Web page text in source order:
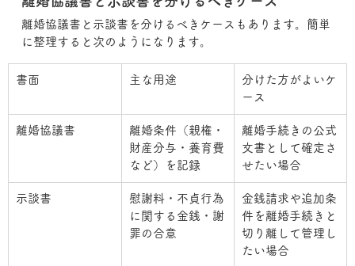
離婚協議書と示談書を分けるべきケースもあります。簡単
に整理すると次のようになります。
書面 主な用途
分けた方がよいケ
ース
離婚協議書
離婚条件（親権・
財産分与・養育費
など）を記録
離婚手続きの公式
文書として確定さ
せたい場合
示談書
慰謝料・不貞行為
に関する金銭・謝
罪の合意
金銭請求や追加条
件を離婚手続きと
切り離して管理し
たい場合